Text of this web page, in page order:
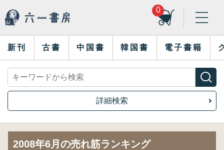
0
新刊 古書 中国書 韓国書 電子書籍
詳細検索
2008年6月の売れ筋ランキング